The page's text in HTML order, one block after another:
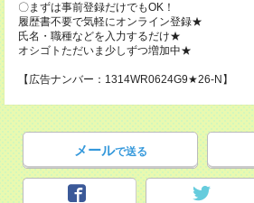
〇まずは事前登録だけでもOK！
履歴書不要で気軽にオンライン登録★
氏名・職種などを入力するだけ★
オシゴトただいま少しずつ増加中★
【広告ナンバー：1314WR0624G9★26-N】
メールで送る